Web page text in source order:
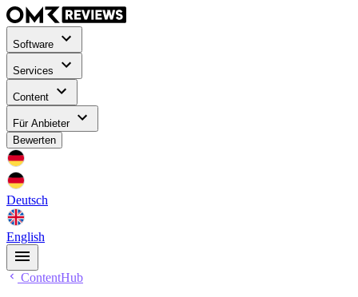
Software
Services
Content
Für Anbieter
Bewerten
Deutsch
English
ContentHub